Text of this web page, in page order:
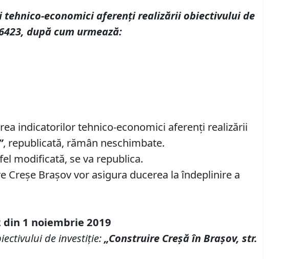
economici aferenți realizării obiectivului de
după cum urmează:
indicatorilor tehnico-economici aferenți realizării
, republicată, rămân neschimbate.
modificată, se va republica.
Brașov vor asigura ducerea la îndeplinire a
din 1 noiembrie 2019
de investiţie:„Construire Creşă în Braşov, str.